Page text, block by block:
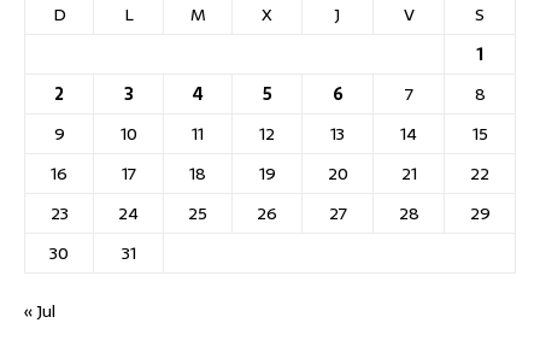
D
L M X J V
S
1
2
3 4 5 6 7
8
9
10 11 12 13 14
15
16
17 18 19 20 21
22
23
24 25 26 27 28
29
30
31
« Jul